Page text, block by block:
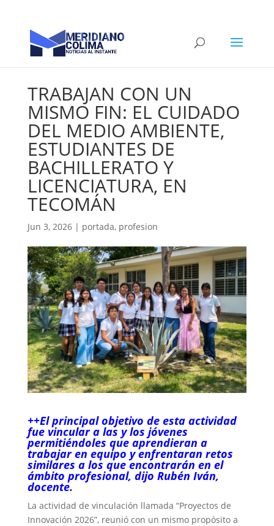
TRABAJAN CON UN
MISMO FIN: EL CUIDADO
DEL MEDIO AMBIENTE,
ESTUDIANTES DE
BACHILLERATO Y
LICENCIATURA, EN
TECOMÁN
Jun 3, 2026| portada, profesion
++El principal objetivo de esta actividad
fue vincular a las y los jóvenes
permitiéndoles que aprendieran a
trabajar en equipo y enfrentaran retos
similares a los que encontrarán en el
ámbito profesional, dijo Rubén Iván,
docente.
La actividad de vinculación llamada “Proyectos de
Innovación 2026”, reunió con un mismo propósito a